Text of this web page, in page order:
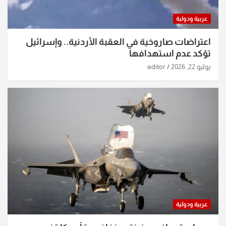
عربية ودولية
اعتراضات صاروخية في العقبة الأردنية.. وإسرائيل
تؤكد عدم استهدافها
يوليو 22, 2026 editor
عربية ودولية